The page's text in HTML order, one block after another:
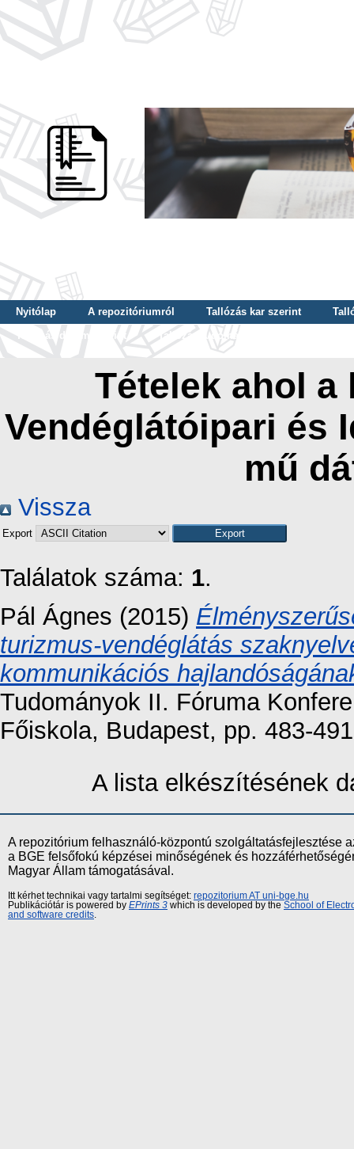
Nyitólap A repozitóriumról Tallózás kar szerint
Tallózás dátum szerint
Tallózás tudományterület szerint
Tételek ahol
Vendéglátóipari és
mű
Vissza
Export
Találatok száma: 1.
Pál Ágnes (2015)
turizmus-vendéglátás
kommunikációs
Tudományok II. Fóruma
Főiskola, Budapest, pp. 483-
A lista elkészítésének
A repozitórium felhasználó-központú szolgáltatásfejlesztése
a BGE felsőfokú képzései minőségének és
Magyar Állam támogatásával.
Itt kérhet technikai vagy tartalmi segítséget: repozitorium AT uni-bge.hu
Publikációtár is powered by EPrints 3 which is developed by the School of
and software credits